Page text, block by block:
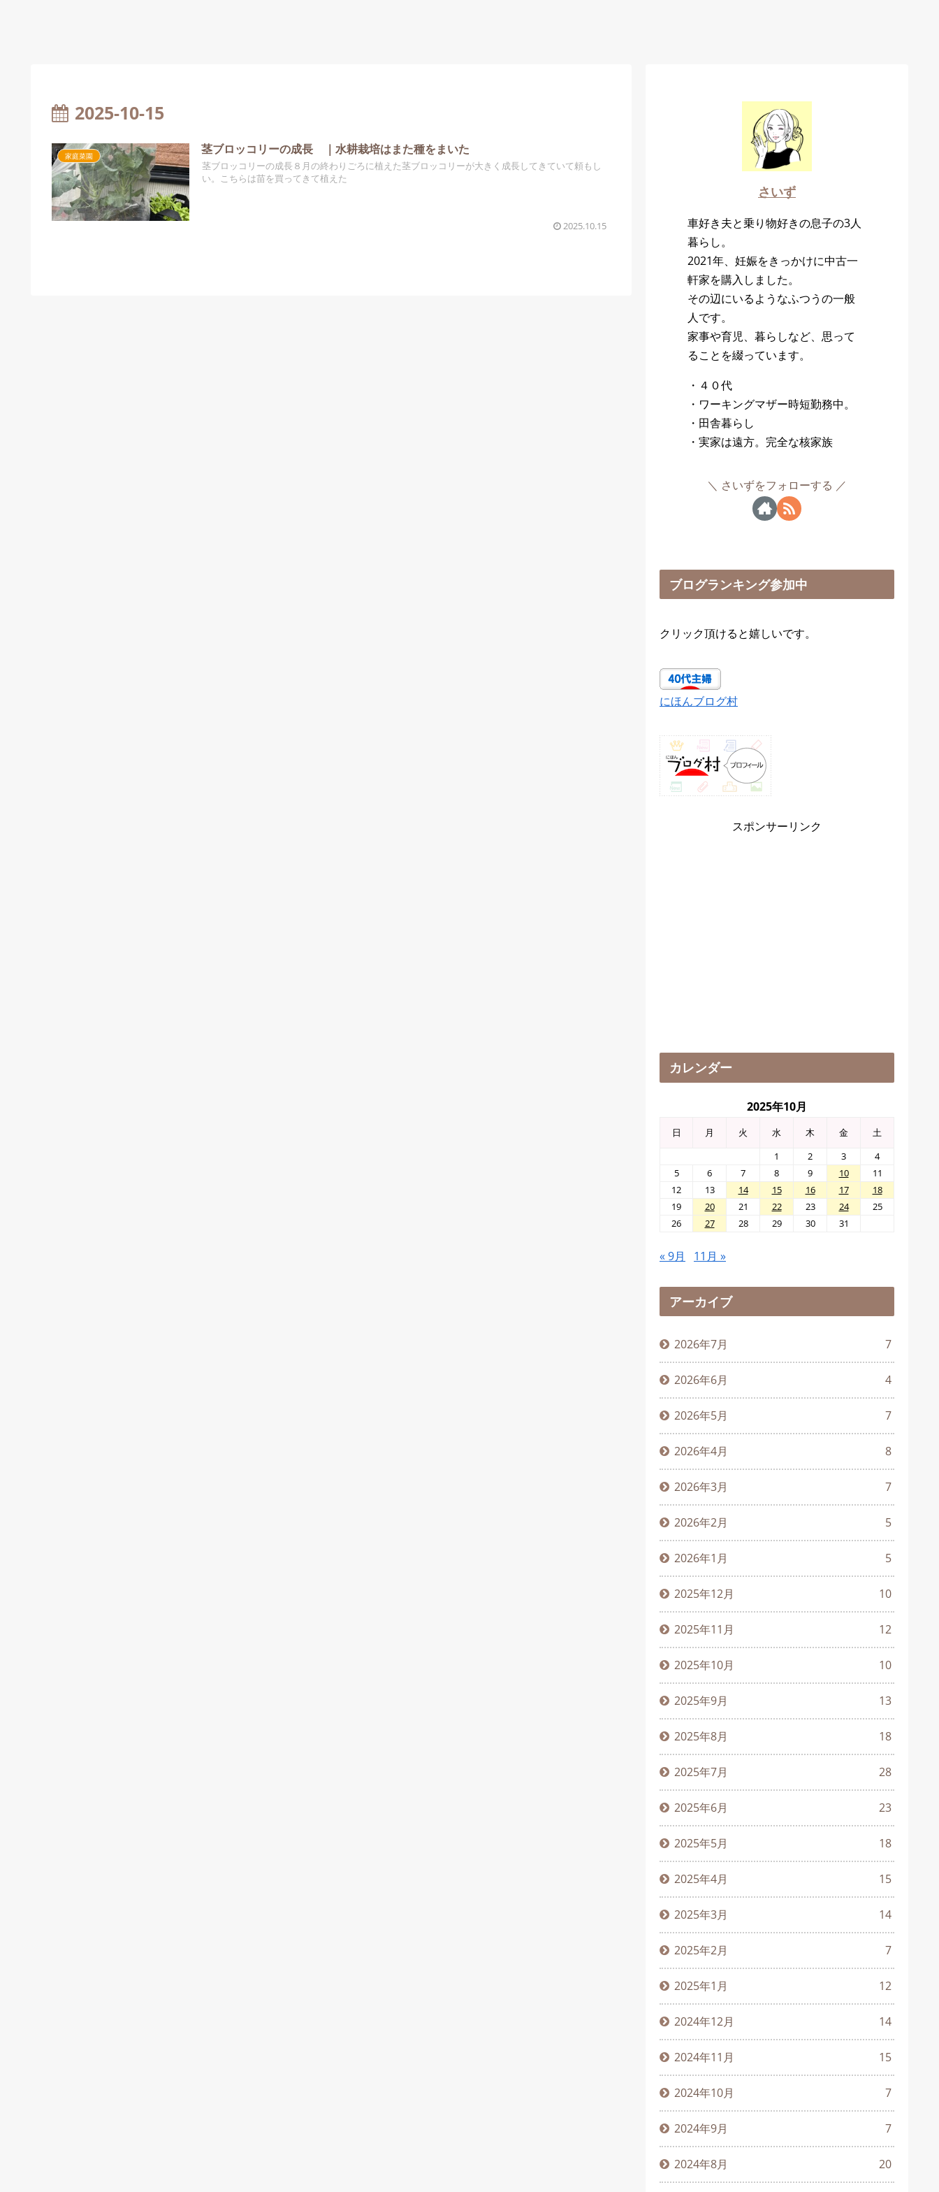
2025-10-15
家庭菜園 茎ブロッコリーの成長 ｜水耕栽培はまた種をまいた
茎ブロッコリーの成長８月の終わりごろに植えた茎ブロッコリーが大きく成長してきていて頼もし
い。こちらは苗を買ってきて植えた
2025.10.15
さいず
車好き夫と乗り物好きの息子の3人
暮らし。
2021年、妊娠をきっかけに中古一
軒家を購入しました。
その辺にいるようなふつうの一般
人です。
家事や育児、暮らしなど、思って
ることを綴っています。
・４０代
・ワーキングマザー時短勤務中。
・田舎暮らし
・実家は遠方。完全な核家族
さいずをフォローする
ブログランキング参加中
クリック頂けると嬉しいです。
にほんブログ村
スポンサーリンク
カレンダー
2025年10月
日 月 火 水 木 金
土
1
2 3
4
5
6 7 8 9 10
11
12
13 14 15 16 17
18
19
20 21 22 23 24
25
26
27 28 29 30 31
« 9月 11月 »
アーカイブ
2026年7月 7
2026年6月 4
2026年5月 7
2026年4月 8
2026年3月 7
2026年2月 5
2026年1月 5
2025年12月 10
2025年11月 12
2025年10月 10
2025年9月 13
2025年8月 18
2025年7月 28
2025年6月 23
2025年5月 18
2025年4月 15
2025年3月 14
2025年2月 7
2025年1月 12
2024年12月 14
2024年11月 15
2024年10月 7
2024年9月 7
2024年8月 20